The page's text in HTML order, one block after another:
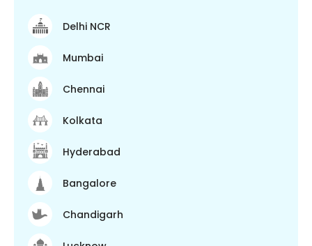
Delhi NCR
Mumbai
Chennai
Kolkata
Hyderabad
Bangalore
Chandigarh